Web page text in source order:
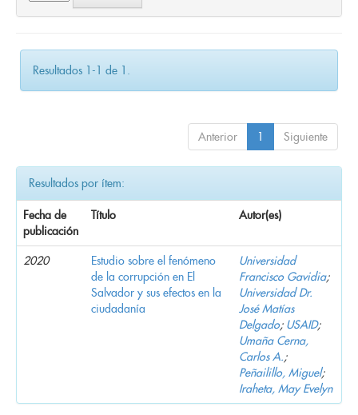
Resultados 1-1 de 1.
Anterior 1 Siguiente
Resultados por ítem:
Fecha de
publicación
Título Autor(es)
2020
Estudio sobre el fenómeno
de la corrupción en El
Salvador y sus efectos en la
ciudadanía
Universidad
Francisco Gavidia;
Universidad Dr.
José Matías
Delgado; USAID;
Umaña Cerna,
Carlos A.;
Peñailillo, Miguel;
Iraheta, May Evelyn